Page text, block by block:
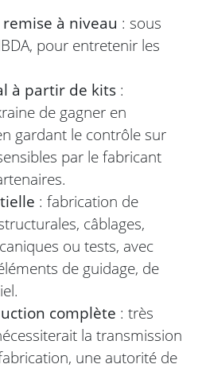
à niveau : sous
pour entretenir les
à partir de kits :
de gagner en
gardant le contrôle sur
par le fabricant
: fabrication de
câblages,
ou tests, avec
de guidage, de
complète : très
la transmission
une autorité de